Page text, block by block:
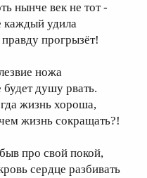
нынче век не тот -
каждый удила
прогрызёт!
ножа
будет душу рвать.
жизнь хороша,
жизнь сокращать?!
про свой покой,
сердце разбивать